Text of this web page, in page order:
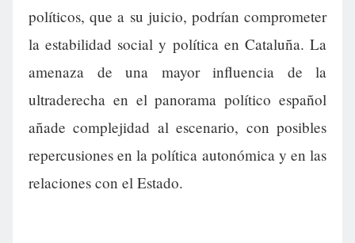
políticos, que a su juicio, podrían comprometer
la estabilidad social y política en Cataluña. La
amenaza de una mayor influencia de la
ultraderecha en el panorama político español
añade complejidad al escenario, con posibles
repercusiones en la política autonómica y en las
relaciones con el Estado.